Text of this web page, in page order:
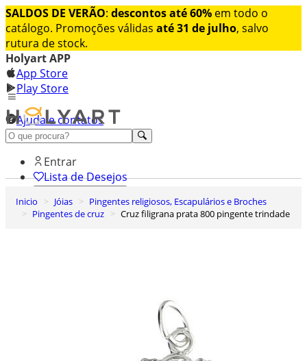
SALDOS DE VERÃO: descontos até 60% em todo o
catálogo. Promoções válidas até 31 de julho, salvo
rutura de stock.
Holyart APP
App Store
Play Store
Ajuda e contatos
Conheça premium
Entrar
Lista de Desejos
0
Carrinho de Compras
Inicio Jóias
Pingentes religiosos, Escapulários e Broches
Pingentes de cruz
Cruz filigrana prata 800 pingente trindade